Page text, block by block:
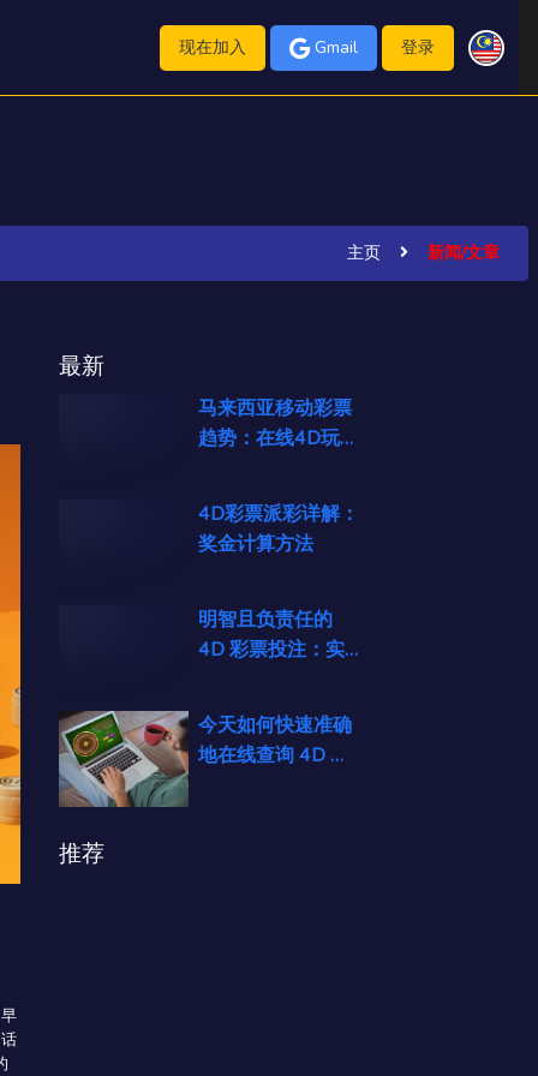
现在加入 Gmail 登录
主页 新闻/文章
最新
马来西亚移动彩票
趋势：在线4D玩家
4D彩票派彩详解：
奖金计算方法
明智且负责任的
4D 彩票投注：实
今天如何快速准确
地在线查询 4D 开
推荐